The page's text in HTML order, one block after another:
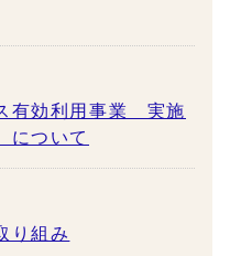
有効利用事業 実施
について
り組み